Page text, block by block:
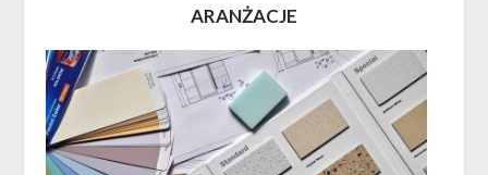
ARANŻACJE